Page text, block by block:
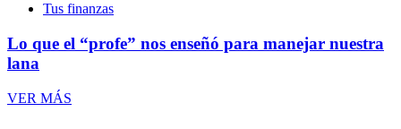
Tus finanzas
Lo que el “profe” nos enseñó para manejar nuestra
lana
VER MÁS